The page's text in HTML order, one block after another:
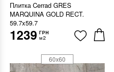
Плитка Cerrad GRES
MARQUINA GOLD RECT.
59.7x59.7
1239 ГРН
м2
60x60